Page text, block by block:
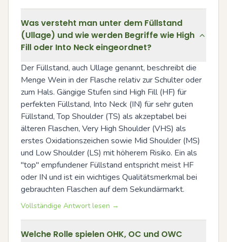
Was versteht man unter dem Füllstand
(Ullage) und wie werden Begriffe wie High
Fill oder Into Neck eingeordnet?
Der Füllstand, auch Ullage genannt, beschreibt die
Menge Wein in der Flasche relativ zur Schulter oder
zum Hals. Gängige Stufen sind High Fill (HF) für
perfekten Füllstand, Into Neck (IN) für sehr guten
Füllstand, Top Shoulder (TS) als akzeptabel bei
älteren Flaschen, Very High Shoulder (VHS) als
erstes Oxidationszeichen sowie Mid Shoulder (MS)
und Low Shoulder (LS) mit höherem Risiko. Ein als
"top" empfundener Füllstand entspricht meist HF
oder IN und ist ein wichtiges Qualitätsmerkmal bei
gebrauchten Flaschen auf dem Sekundärmarkt.
Vollständige Antwort lesen →
Welche Rolle spielen OHK, OC und OWC